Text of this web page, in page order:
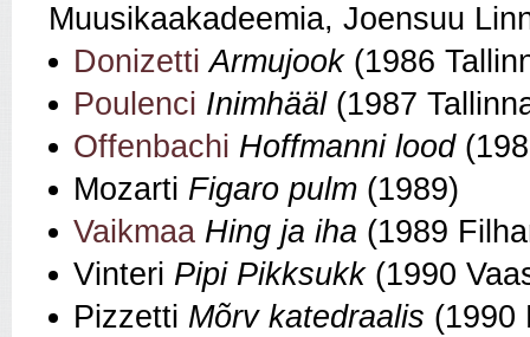
Muusikaakadeemia, Joensuu
Donizetti Armujook(1986
Poulenci Inimhääl (1987
Offenbachi Hoffmanni lood
Mozarti Figaro pulm (1989)
Vaikmaa Hing ja iha (1989
Vinteri Pipi Pikksukk(1990
Pizzetti Mõrv katedraalis (1990